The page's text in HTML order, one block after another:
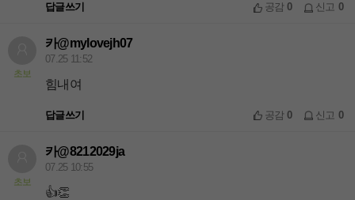
답글쓰기 공감0 신고 0
초보
카@mylovejh07
07.25 11:52
힘내여
답글쓰기 공감0 신고 0
초보
카@8212029ja
07.25 10:55
👍👏